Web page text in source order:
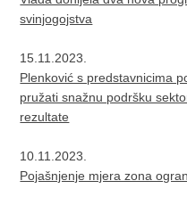
svinjogojstva
15.11.2023.
Plenković s predstavnicima
pružati snažnu podršku
rezultate
10.11.2023.
Pojašnjenje mjera zona